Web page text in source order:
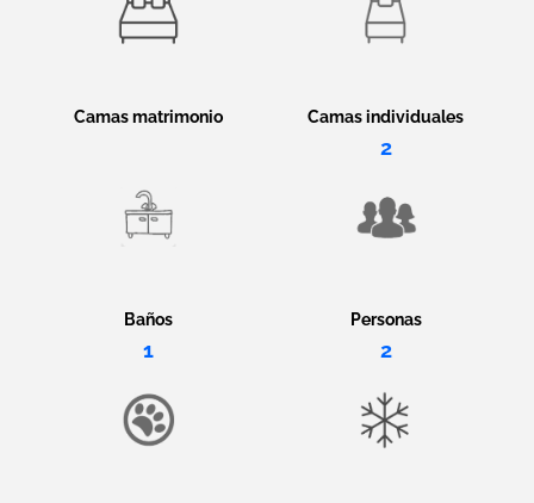
Camas matrimonio Camas individuales
2
Baños
1
Personas
2